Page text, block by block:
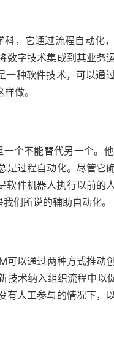
，它通过流程自动化
数字技术集成到其业务
一种软件技术，可以通
做。
个不能替代另一个。
是过程自动化。尽管它
软件机器人执行以前的
们所说的辅助自动化。
可以通过两种方式推动
术纳入组织流程中以
有人工参与的情况下，